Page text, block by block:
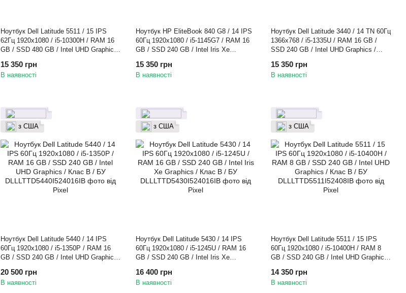
Ноутбук Dell Latitude 5511 / 15 IPS
62Гц 1920x1080 / i5-10300H / RAM 16
GB / SSD 480 GB / Intel UHD Graphics
15 350 грн
В наявності
Ноутбук HP EliteBook 840 G8 / 14 IPS
60Гц 1920x1080 / i5-1145G7 / RAM 16
GB / SSD 240 GB / Intel Iris Xe
15 350 грн
В наявності
Ноутбук Dell Latitude 3440 / 14 TN 60Гц
1366x768 / i5-1335U / RAM 16 GB /
SSD 240 GB / Intel UHD Graphics /
15 350 грн
В наявності
з США
Ноутбук Dell Latitude 5440 / 14 IPS
60Гц 1920x1080 / i5-1350P / RAM 16
GB / SSD 240 GB / Intel UHD Graphics
20 500 грн
В наявності
з США
Ноутбук Dell Latitude 5430 / 14 IPS
60Гц 1920x1080 / i5-1245U / RAM 16
GB / SSD 240 GB / Intel Iris Xe
16 400 грн
В наявності
з США
Ноутбук Dell Latitude 5511 / 15 IPS
60Гц 1920x1080 / i5-10400H / RAM 8
GB / SSD 240 GB / Intel UHD Graphics
14 350 грн
В наявності